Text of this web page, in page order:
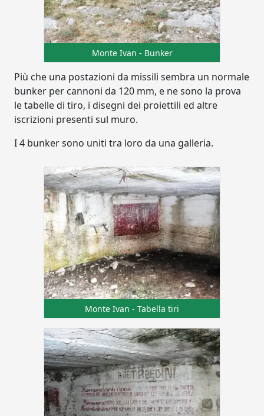
Monte Ivan - Bunker
Più che una postazioni da missili sembra un normale
bunker per cannoni da 120 mm, e ne sono la prova
le tabelle di tiro, i disegni dei proiettili ed altre
iscrizioni presenti sul muro.
I 4 bunker sono uniti tra loro da una galleria.
Monte Ivan - Tabella tiri